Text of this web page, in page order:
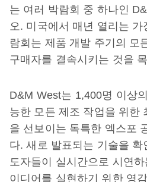
는 여러 박람회 중 하나인
오. 미국에서 매년 열리는
람회는 제품 개발 주기의 모
구매자를 결속시키는 것을
D&M West는 1,400명 이상
능한 모든 제조 작업을 위한
을 선보이는 독특한 엑스포
다. 새로 발표되는 기술을 확
도자들이 실시간으로 시연
이디어를 실현하기 위한 영